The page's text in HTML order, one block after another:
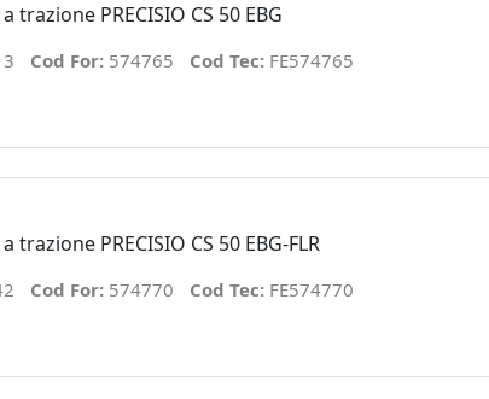
trazione PRECISIO CS 50 EBG
Cod For: 574765 Cod Tec: FE574765
trazione PRECISIO CS 50 EBG-FLR
Cod For: 574770 Cod Tec: FE574770